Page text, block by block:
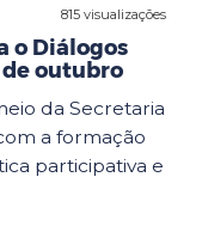
815 visualizações
o Diálogos
outubro
da Secretaria
a formação
participativa e